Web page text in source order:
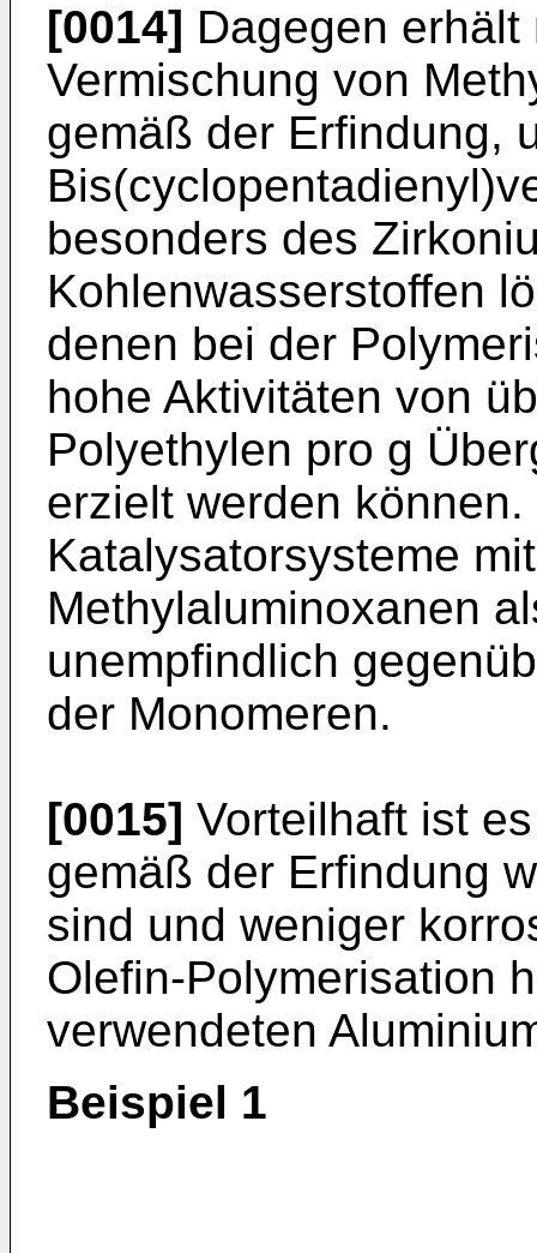
[0014] Dagegen
Vermischung von
gemäß der Erfindung,
besonders des
Kohlenwasserstoffen
denen bei der
hohe Aktivitäten von
Polyethylen pro g
erzielt werden
Katalysatorsysteme
Methylaluminoxanen
unempfindlich
der Monomeren.
[0015] Vorteilhaft ist
gemäß der Erfindung
sind und weniger
Olefin-Polymerisation
verwendeten
Beispiel 1